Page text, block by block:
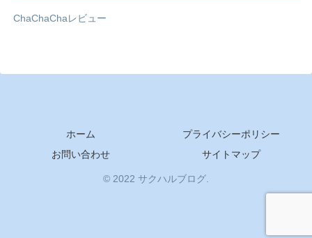
ChaChaChaレビュー
ホーム
プライバシーポリシー
お問い合わせ
サイトマップ
© 2022 サクハルブログ.